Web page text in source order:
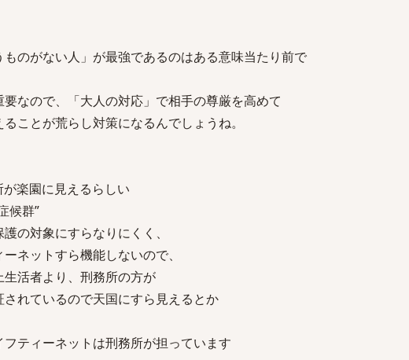
のがない人」が最強であるのはある意味当たり前で
なので、「大人の対応」で相手の尊厳を高めて
ることが荒らし対策になるんでしょうね。
楽園に見えるらしい
候群”
の対象にすらなりにくく、
ネットすら機能しないので、
活者より、刑務所の方が
れているので天国にすら見えるとか
フティーネットは刑務所が担っています